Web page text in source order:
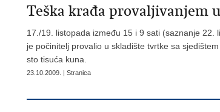
Teška krađa provaljivanjem
17./19. listopada između 15 i 9 sati (saznanje
je počinitelj provalio u skladište tvrtke sa
sto tisuća kuna.
23.10.2009. | Stranica